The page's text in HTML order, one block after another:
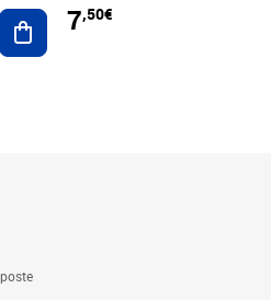
Ajouter au panier
7,50€